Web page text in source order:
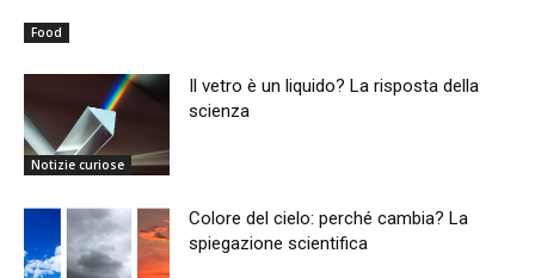
Food
Notizie curiose
Il vetro è un liquido? La risposta della
scienza
Colore del cielo: perché cambia? La
spiegazione scientifica